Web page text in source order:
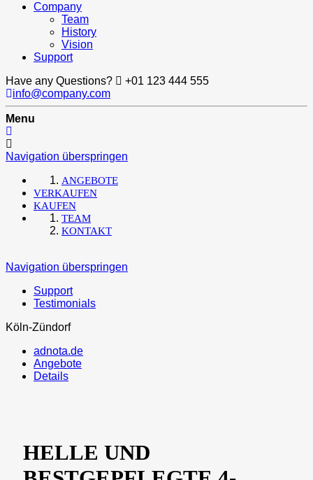
Company
Team
History
Vision
Support
Have any Questions?
+01 123 444 555
info@company.com
Menu
Navigation überspringen
ANGEBOTE
VERKAUFEN
KAUFEN
TEAM
KONTAKT
Navigation überspringen
Support
Testimonials
Köln-Zündorf
adnota.de
Angebote
Details
HELLE UND